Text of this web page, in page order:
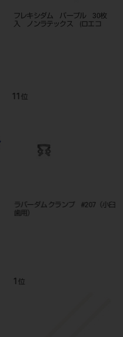
フレキシダム パープル 30枚
入 ノンラテックス (ロエコ
11 位
ラバーダム クランプ #207（小臼
歯用）
1 位